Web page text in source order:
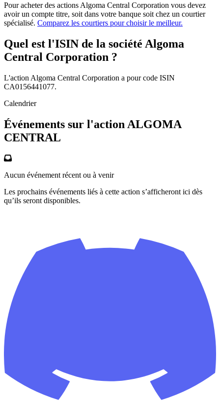
Pour acheter des actions Algoma Central Corporation vous devez
avoir un compte titre, soit dans votre banque soit chez un courtier
spécialisé. Comparez les courtiers pour choisir le meilleur.
Quel est l'ISIN de la société Algoma
Central Corporation ?
L'action Algoma Central Corporation a pour code ISIN
CA0156441077.
Calendrier
Événements sur l'action ALGOMA
CENTRAL
Aucun événement récent ou à venir
Les prochains événements liés à cette action s’afficheront ici dès
qu’ils seront disponibles.